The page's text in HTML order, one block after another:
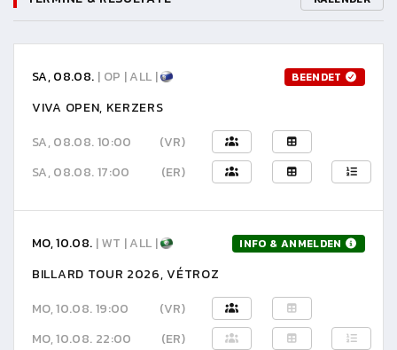
SA, 08.08. | OP | ALL | BEENDET
VIVA OPEN, KERZERS
SA, 08.08. 10:00
(VR)
SA, 08.08. 17:00
(ER)
MO, 10.08. | WT | ALL | INFO & ANMELDEN
BILLARD TOUR 2026, VÉTROZ
MO, 10.08. 19:00
(VR)
MO, 10.08. 22:00
(ER)